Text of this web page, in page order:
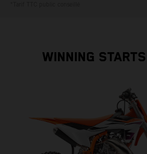
WINNING